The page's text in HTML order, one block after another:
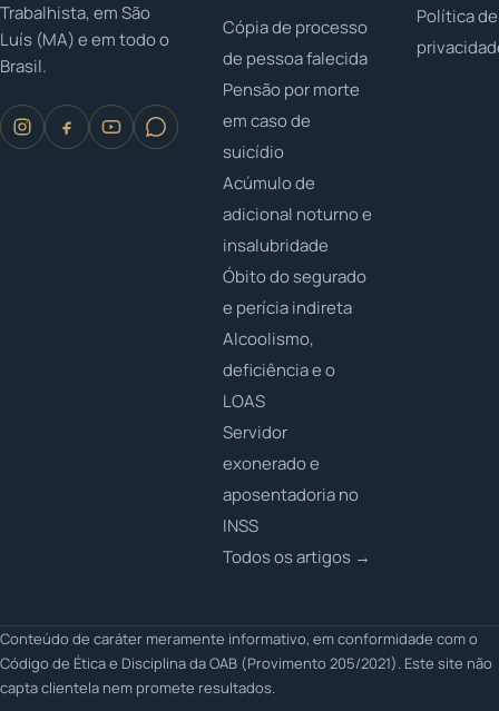
Trabalhista, em São
Luís (MA) e em todo o
Brasil.
Cópia de processo
de pessoa falecida
Pensão por morte
em caso de
suicídio
Acúmulo de
adicional noturno e
insalubridade
Óbito do segurado
e perícia indireta
Alcoolismo,
deficiência e o
LOAS
Servidor
exonerado e
aposentadoria no
INSS
Todos os artigos →
Política de
Conteúdo de caráter meramente informativo, em conformidade com o
Código de Ética e Disciplina da OAB (Provimento 205/2021). Este site não
capta clientela nem promete resultados.